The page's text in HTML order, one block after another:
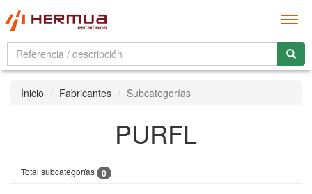
Inicio Fabricantes Subcategorías
PURFL
Total subcategorías 0